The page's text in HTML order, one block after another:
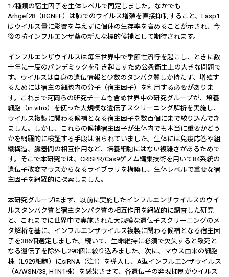
17種類の宿主因子を生体レベルで同定しました。なかでも
Arhgef28（RGNEF）は肺でのウイルス増殖を直接抑制すること、Lasp1
はウイルス量に影響を与えずに個体の生存率を高めることが示され、今
後の抗インフルエンザ薬の新たな標的候補として期待されます。
インフルエンザウイルスは毎年世界中で季節性流行を起こし、ときに数
十年に一度のパンデミックを引き起こすため公衆衛生上の大きな問題で
す。ウイルスは自身の遺伝情報と少数のタンパク質しか持たず、増殖す
るためには宿主の細胞内の分子（宿主因子）を利用する必要がありま
す。これまで河岡らの研究チームも含め世界中の研究グループが、培養
細胞（in vitro）を使った大規模な遺伝子スクリーニング解析を実施し、
ウイルス複製に関わる候補となる宿主因子を数百個にまで絞り込んでき
ました。しかし、これらの候補宿主因子が生体内でも本当に重要かどう
かを網羅的に検証する手段は限られていました。生体には免疫応答や組
織構造、臓器間の相互作用など、培養細胞にはない複雑さがあるためで
す。そこで本研究では、CRISPR/Cas9ゲノム編集技術を用いて84系統の
遺伝子改変マウスからなるライブラリを構築し、生体レベルで重要な宿
主因子を網羅的に探索しました。
本研究グループはまず、以前に実施したインフルエンザウイルスのウイ
ルスタンパク質と宿主タンパク質の相互作用を網羅的に調査した研究
と、これまでに世界中で実施された大規模な遺伝子スクリーニングのメ
タ解析を基に、インフルエンザウイルス複製に関わる候補となる宿主因
子を386個選定しました。続いて、生命維持に必須で欠失すると致死と
なる遺伝子を除外し290個に絞り込みました。次に、マウス由来の細胞
株（L929細胞）にsiRNA（注1）を導入し、A型インフルエンザウイルス
（A/WSN/33, H1N1株）を感染させて、各遺伝子の発現抑制がウイルス